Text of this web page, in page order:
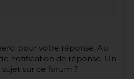
pour votre réponse. Au
notification de réponse. Un
sur ce forum ?